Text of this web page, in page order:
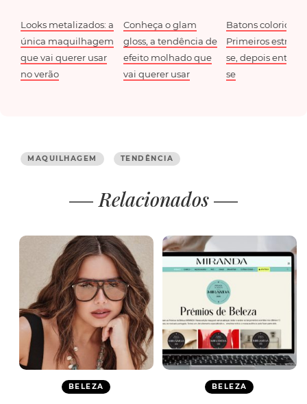
Looks metalizados: a
única maquilhagem
que vai querer usar
no verão
Conheça o glam
gloss, a tendência de
efeito molhado que
vai querer usar
Batons coloridos?
Primeiros
se, depois
se
MAQUILHAGEM TENDÊNCIA
Relacionados
BELEZA BELEZA